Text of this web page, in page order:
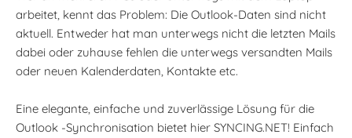
arbeitet, kennt das Problem: Die Outlook-Daten sind nicht
aktuell. Entweder hat man unterwegs nicht die letzten Mails
dabei oder zuhause fehlen die unterwegs versandten Mails
oder neuen Kalenderdaten, Kontakte etc.
Eine elegante, einfache und zuverlässige Lösung für die
Outlook -Synchronisation bietet hier SYNCING.NET! Einfach